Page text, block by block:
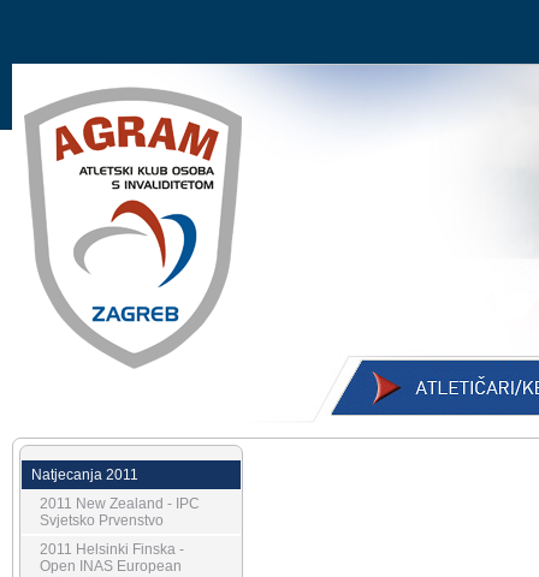
Natjecanja 2011
2011 New Zealand - IPC
Svjetsko Prvenstvo
2011 Helsinki Finska -
Open INAS European